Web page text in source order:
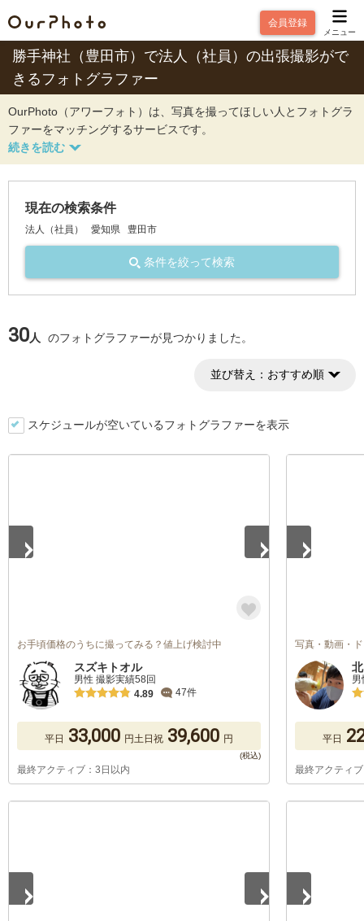
会員登録
メニュー
勝手神社（豊田市）で法人（社員）の出張撮影がで
きるフォトグラファー
OurPhoto（アワーフォト）は、写真を撮ってほしい人とフォトグラ
ファーをマッチングするサービスです。
現在の検索条件
法人（社員） 愛知県 豊田市
条件を絞って検索
30人 のフォトグラファーが見つかりました。
並び替え： おすすめ順
スケジュールが空いているフォトグラファーを表示
お手頃価格のうちに撮ってみる？値上げ検討中
スズキトオル
男性 撮影実績58回
4.89
47件
平日 33,000 円土日祝 39,600 円
最終アクティブ：3日以内
写真・動画・
平日
最終アクティ